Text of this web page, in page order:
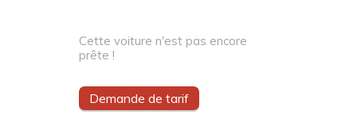
Cette voiture n'est pas encore
prête !
Demande de tarif